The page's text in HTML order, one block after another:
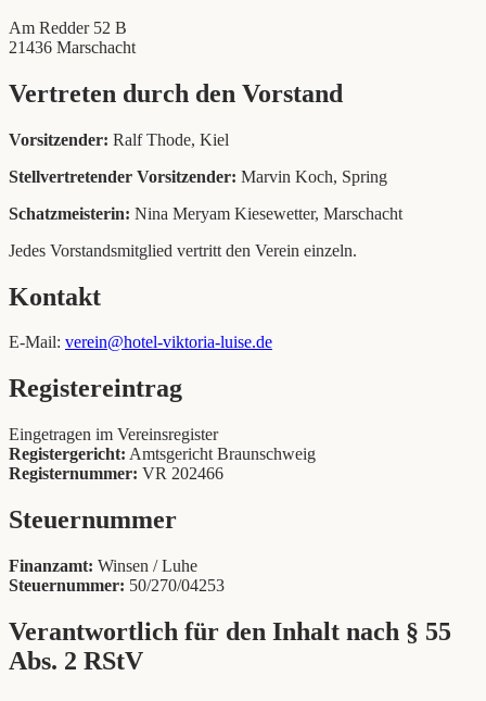
Am Redder 52 B
21436 Marschacht
Vertreten durch den Vorstand
Vorsitzender: Ralf Thode, Kiel
Stellvertretender Vorsitzender: Marvin Koch, Spring
Schatzmeisterin: Nina Meryam Kiesewetter, Marschacht
Jedes Vorstandsmitglied vertritt den Verein einzeln.
Kontakt
E-Mail: verein@hotel-viktoria-luise.de
Registereintrag
Eingetragen im Vereinsregister
Registergericht: Amtsgericht Braunschweig
Registernummer: VR 202466
Steuernummer
Finanzamt: Winsen / Luhe
Steuernummer: 50/270/04253
Verantwortlich für den Inhalt nach § 55
Abs. 2 RStV